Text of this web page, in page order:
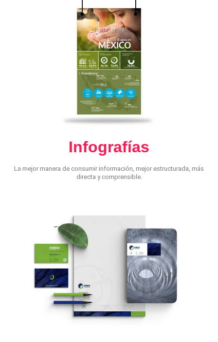
Infografías
La mejor manera de consumir información, mejor estructurada, más
directa y comprensible.